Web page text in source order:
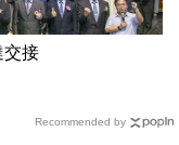
接
Recommended by